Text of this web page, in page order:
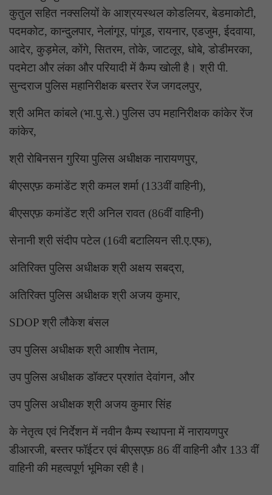
कुतुल सहित नक्सलियों के आश्रयस्थल कोडलियर, बेडमाकोटी,
पदमकोट, कान्दुलपार, नेलांगूर, पांगूड, रायनार, एडजुम, ईदवाया,
आदेर, कुड़मेल, कोंगे, सितरम, तोके, जाटलूर, धोबे, डोडीमरका,
पदमेटा और लंका और परियादी में कैम्प खोली है। श्री पी.
सुन्दराज पुलिस महानिरीक्षक बस्तर रेंज जगदलपुर,
श्री अमित कांबले (भा.पु.से.) पुलिस उप महानिरीक्षक कांकेर रेंज
कांकेर,
श्री रोबिनसन गुरिया पुलिस अधीक्षक नारायणपुर,
बीएसएफ़ कमांडेंट श्री कमल शर्मा (133वीं वाहिनी),
बीएसएफ़ कमांडेंट श्री अनिल रावत (86वीं वाहिनी)
सेनानी श्री संदीप पटेल (16वी बटालियन सी.ए.एफ),
अतिरिक्त पुलिस अधीक्षक श्री अक्षय सबद्रा,
अतिरिक्त पुलिस अधीक्षक श्री अजय कुमार,
SDOP श्री लौकेश बंसल
उप पुलिस अधीक्षक श्री आशीष नेताम,
उप पुलिस अधीक्षक डॉक्टर प्रशांत देवांगन, और
उप पुलिस अधीक्षक श्री अजय कुमार सिंह
के नेतृत्व एवं निर्देशन में नवीन कैम्प स्थापना में नारायणपुर
डीआरजी, बस्तर फॉईटर एवं बीएसएफ़ 86 वीं वाहिनी और 133 वीं
वाहिनी की महत्वपूर्ण भूमिका रही है।